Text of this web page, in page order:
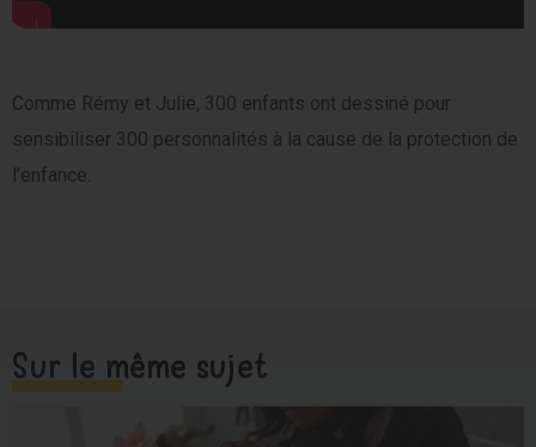
Comme Rémy et Julie, 300 enfants ont dessiné pour
sensibiliser 300 personnalités à la cause de la protection de
l’enfance.
Sur le même sujet